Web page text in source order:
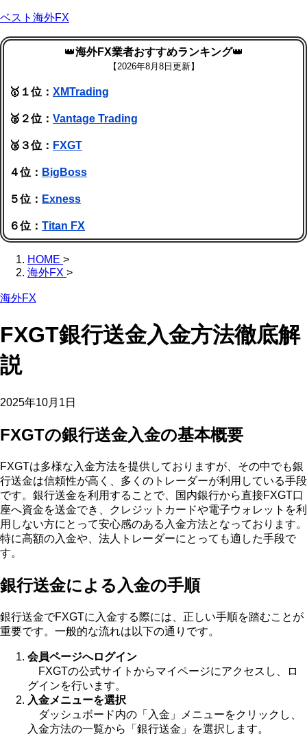
ベスト海外FX
👑海外FX業者おすすめランキング👑
【2026年8月8日更新】
🥇１位： XMTrading
🥈２位： Vantage Trading
🥉３位： FXGT
４位： BigBoss
５位： Exness
６位： Titan FX
HOME >
海外FX >
海外FX
FXGT銀行送金入金方法徹底解
説
2025年10月1日
FXGTの銀行送金入金の基本概要
FXGTは多様な入金方法を提供しておりますが、その中でも銀
行送金は信頼性が高く、多くのトレーダーが利用している手段
です。銀行送金を利用することで、国内銀行から直接FXGT口
座へ資金を送金でき、クレジットカードや電子ウォレットを利
用しない方にとって安心感のある入金方法となっております。
特に高額の入金や、法人トレーダーにとっても適した手段で
す。
銀行送金による入金の手順
銀行送金でFXGTに入金する際には、正しい手順を踏むことが
重要です。一般的な流れは以下の通りです。
会員ページへログイン
FXGTの公式サイトからマイページにアクセスし、ロ
グインを行います。
入金メニューを選択
ダッシュボード内の「入金」メニューをクリックし、
入金方法の一覧から「銀行送金」を選択します。